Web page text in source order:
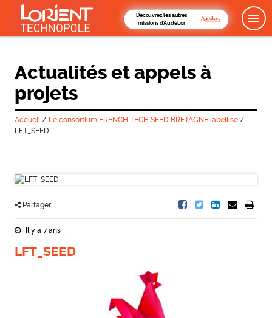
Découvrez les autres
missions d'AudéLor
Actualités et appels à
projets
Accueil/ Le consortium FRENCH TECH SEED BRETAGNE labellisé/
LFT_SEED
Partager
Il y a 7 ans
LFT_SEED